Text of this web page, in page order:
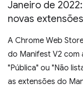
Janeiro de
novas
A Chrome Web
do Manifest V2 com
"Pública" ou "Não
as extensões do